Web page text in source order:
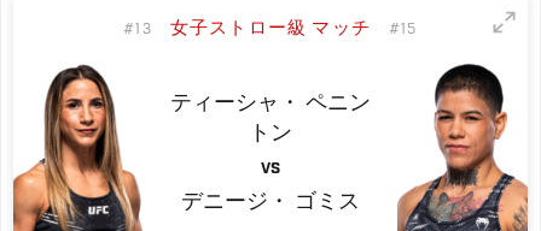
#13 女子ストロー級 マッチ #15
ティーシャ・
ペニン
トン
VS
デニージ・ ゴミス